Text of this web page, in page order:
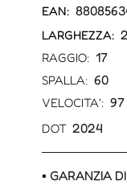
EAN:
LARGHEZZA:
RAGGIO: 17
SPALLA: 60
VELOCITA': 97
DOT 2024
▪ GARANZIA